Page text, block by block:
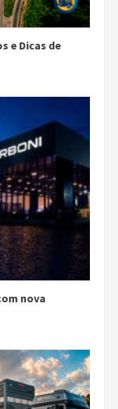
e Dicas de
nova